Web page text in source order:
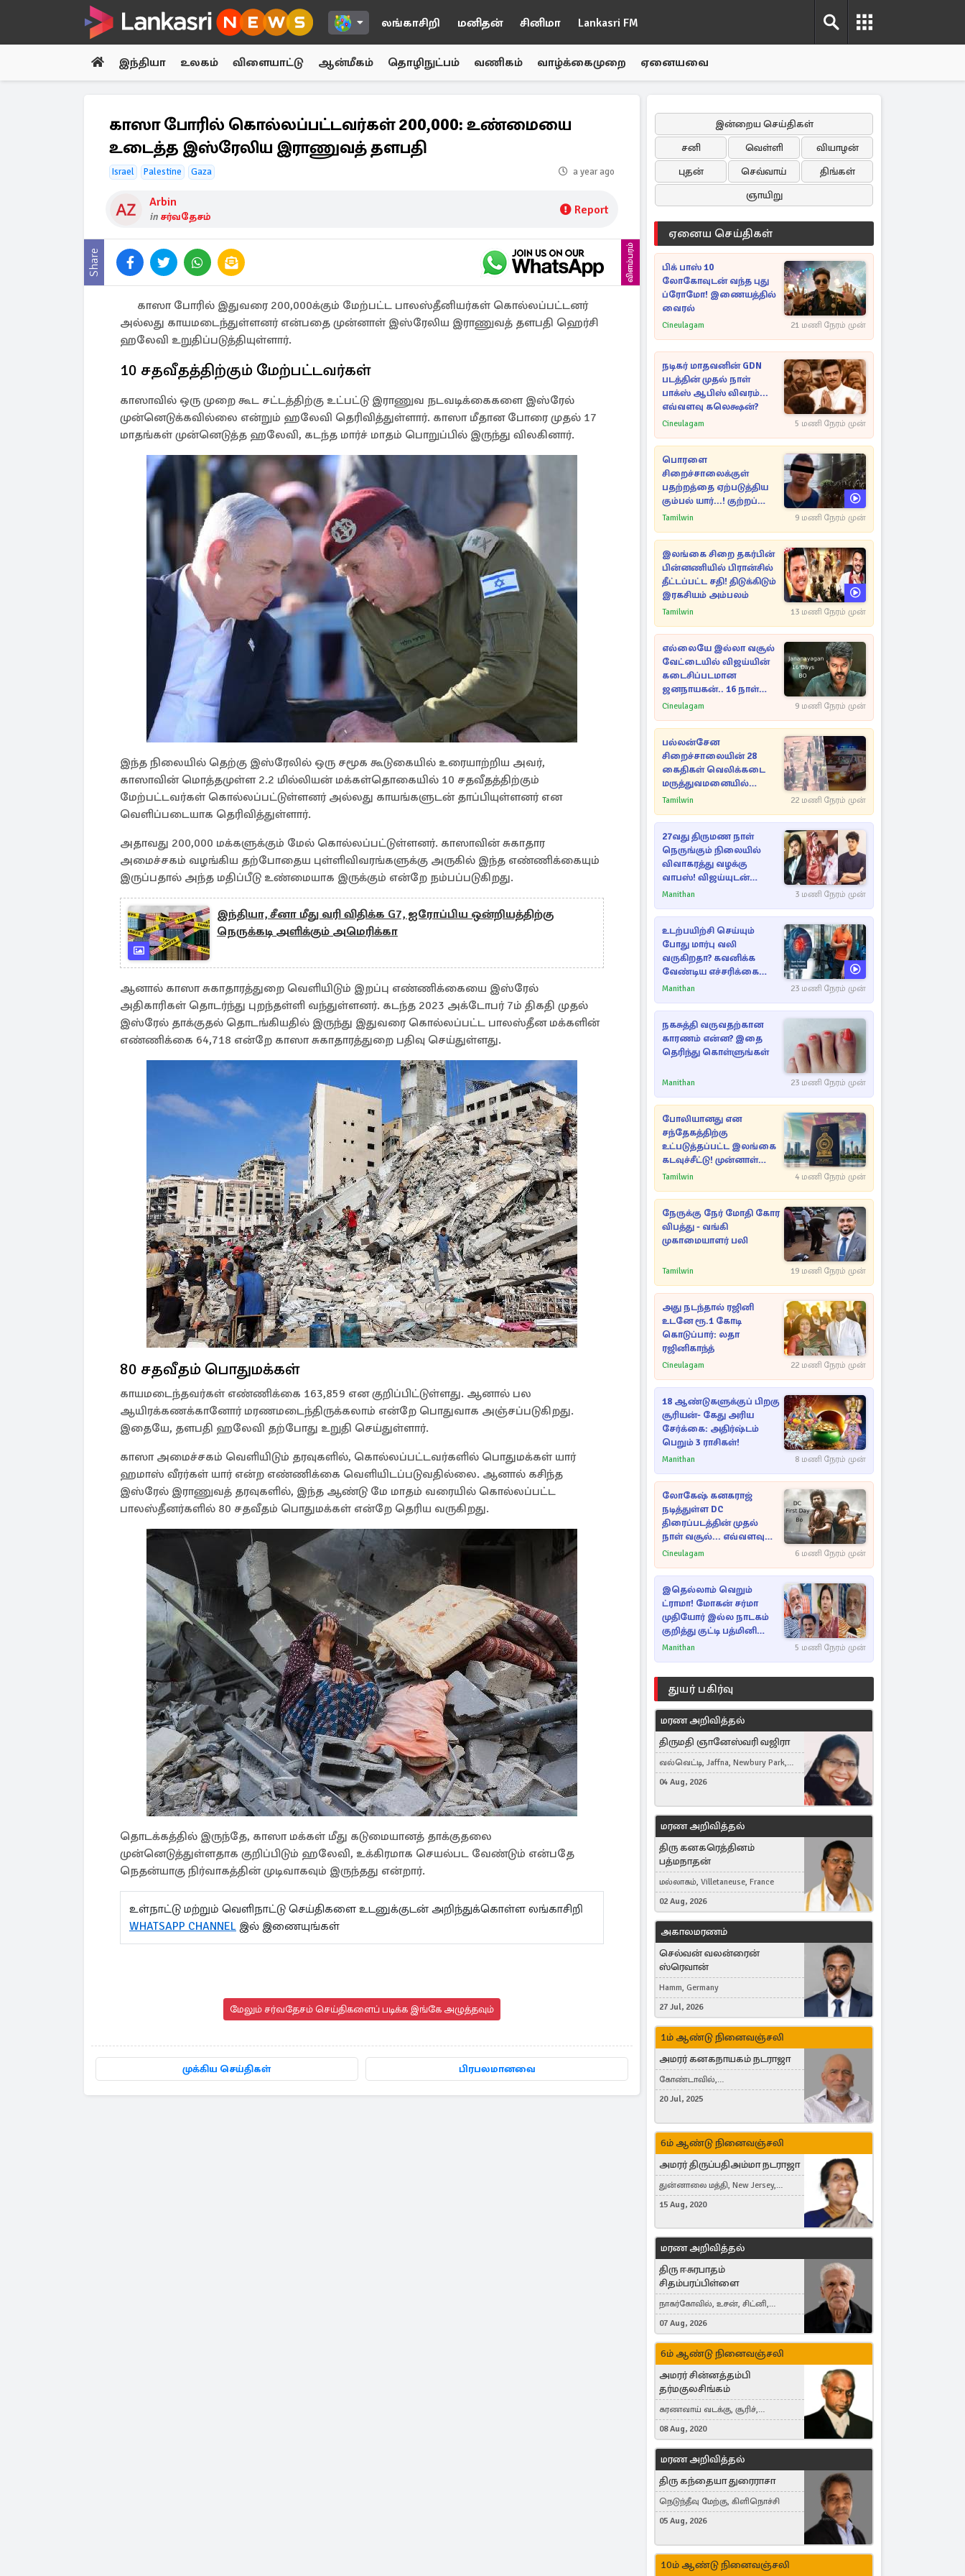
லங்காசிறி மனிதன் சினிமா Lankasri FM
இந்தியா உலகம் விளையாட்டு ஆன்மீகம் தொழிநுட்பம் வணிகம் வாழ்க்கைமுறை ஏனையவை
காஸா போரில் கொல்லப்பட்டவர்கள் 200,000: உண்மையை
உடைத்த இஸ்ரேலிய இராணுவத் தளபதி
Israel Palestine Gaza a year ago
Arbin
in சர்வதேசம் Report
Share விளம்பரம்
காஸா போரில் இதுவரை 200,000க்கும் மேற்பட்ட பாலஸ்தீனியர்கள் கொல்லப்பட்டனர்
அல்லது காயமடைந்துள்ளனர் என்பதை முன்னாள் இஸ்ரேலிய இராணுவத் தளபதி ஹெர்சி
ஹலேவி உறுதிப்படுத்தியுள்ளார்.
10 சதவீதத்திற்கும் மேற்பட்டவர்கள்
காஸாவில் ஒரு முறை கூட சட்டத்திற்கு உட்பட்டு இராணுவ நடவடிக்கைகளை இஸ்ரேல்
முன்னெடுக்கவில்லை என்றும் ஹலேவி தெரிவித்துள்ளார். காஸா மீதான போரை முதல் 17
மாதங்கள் முன்னெடுத்த ஹலேவி, கடந்த மார்ச் மாதம் பொறுப்பில் இருந்து விலகினார்.
இந்த நிலையில் தெற்கு இஸ்ரேலில் ஒரு சமூக கூடுகையில் உரையாற்றிய அவர்,
காஸாவின் மொத்தமுள்ள 2.2 மில்லியன் மக்கள்தொகையில் 10 சதவீதத்திற்கும்
மேற்பட்டவர்கள் கொல்லப்பட்டுள்ளனர் அல்லது காயங்களுடன் தாப்பியுள்ளனர் என
வெளிப்படையாக தெரிவித்துள்ளார்.
அதாவது 200,000 மக்களுக்கும் மேல் கொல்லப்பட்டுள்ளனர். காஸாவின் சுகாதார
அமைச்சகம் வழங்கிய தற்போதைய புள்ளிவிவரங்களுக்கு அருகில் இந்த எண்ணிக்கையும்
இருப்பதால் அந்த மதிப்பீடு உண்மையாக இருக்கும் என்றே நம்பப்படுகிறது.
இந்தியா, சீனா மீது வரி விதிக்க G7, ஐரோப்பிய ஒன்றியத்திற்கு
நெருக்கடி அளிக்கும் அமெரிக்கா
ஆனால் காஸா சுகாதாரத்துறை வெளியிடும் இறப்பு எண்ணிக்கையை இஸ்ரேல்
அதிகாரிகள் தொடர்ந்து புறந்தள்ளி வந்துள்ளனர். கடந்த 2023 அக்டோபர் 7ம் திகதி முதல்
இஸ்ரேல் தாக்குதல் தொடங்கியதில் இருந்து இதுவரை கொல்லப்பட்ட பாலஸ்தீன மக்களின்
எண்ணிக்கை 64,718 என்றே காஸா சுகாதாரத்துறை பதிவு செய்துள்ளது.
80 சதவீதம் பொதுமக்கள்
காயமடைந்தவர்கள் எண்ணிக்கை 163,859 என குறிப்பிட்டுள்ளது. ஆனால் பல
ஆயிரக்கணக்கானோர் மரணமடைந்திருக்கலாம் என்றே பொதுவாக அஞ்சப்படுகிறது.
இதையே, தளபதி ஹலேவி தற்போது உறுதி செய்துள்ளார்.
காஸா அமைச்சகம் வெளியிடும் தரவுகளில், கொல்லப்பட்டவர்களில் பொதுமக்கள் யார்
ஹமாஸ் வீரர்கள் யார் என்ற எண்ணிக்கை வெளியிடப்படுவதில்லை. ஆனால் கசிந்த
இஸ்ரேல் இராணுவத் தரவுகளில், இந்த ஆண்டு மே மாதம் வரையில் கொல்லப்பட்ட
பாலஸ்தீனர்களில் 80 சதவீதம் பொதுமக்கள் என்றே தெரிய வருகிறது.
தொடக்கத்தில் இருந்தே, காஸா மக்கள் மீது கடுமையானத் தாக்குதலை
முன்னெடுத்துள்ளதாக குறிப்பிடும் ஹலேவி, உக்கிரமாக செயல்பட வேண்டும் என்பதே
நெதன்யாகு நிர்வாகத்தின் முடிவாகவும் இருந்தது என்றார்.
உள்நாட்டு மற்றும் வெளிநாட்டு செய்திகளை உடனுக்குடன் அறிந்துக்கொள்ள லங்காசிறி
WHATSAPP CHANNEL இல் இணையுங்கள்
மேலும் சர்வதேசம் செய்திகளைப் படிக்க இங்கே அழுத்தவும்
முக்கிய செய்திகள் பிரபலமானவை
இன்றைய செய்திகள்
சனி
வெள்ளி
வியாழன்
புதன்
செவ்வாய்
திங்கள்
ஞாயிறு
ஏனைய செய்திகள்
பிக் பாஸ் 10
லோகோவுடன் வந்த புது
ப்ரோமோ! இணையத்தில்
வைரல்
Cineulagam 21 மணி நேரம் முன்
நடிகர் மாதவனின் GDN
படத்தின் முதல் நாள்
பாக்ஸ் ஆபிஸ் விவரம்...
எவ்வளவு கலெக்ஷன்?
Cineulagam 5 மணி நேரம் முன்
பொரளை
சிறைச்சாலைக்குள்
பதற்றத்தை ஏற்படுத்திய
கும்பல் யார்...! குற்றப்
பின்னணி தொடர்பில்
Tamilwin 9 மணி நேரம் முன்
இலங்கை சிறை தகர்பின்
பின்னணியில் பிரான்சில்
தீட்டப்பட்ட சதி! திடுக்கிடும்
இரகசியம் அம்பலம்
Tamilwin 13 மணி நேரம் முன்
எல்லையே இல்லா வசூல்
வேட்டையில் விஜய்யின்
கடைசிப்படமான
ஜனநாயகன்.. 16 நாள்
பாக்ஸ் ஆபிஸ்
Cineulagam 9 மணி நேரம் முன்
பல்லன்சேன
சிறைச்சாலையின் 28
கைதிகள் வெலிக்கடை
மருத்துவமனையில்
அனுமதி
Tamilwin 22 மணி நேரம் முன்
27வது திருமண நாள்
நெருங்கும் நிலையில்
விவாகரத்து வழக்கு
வாபஸ்! விஜய்யுடன்
மீண்டும் இணைவாரா?
Manithan 3 மணி நேரம் முன்
உடற்பயிற்சி செய்யும்
போது மார்பு வலி
வருகிறதா? கவனிக்க
வேண்டிய எச்சரிக்கை
அறிகுறிகள்
Manithan 23 மணி நேரம் முன்
நகசுத்தி வருவதற்கான
காரணம் என்ன? இதை
தெரிந்து கொள்ளுங்கள்
Manithan 23 மணி நேரம் முன்
போலியானது என
சந்தேகத்திற்கு
உட்படுத்தப்பட்ட இலங்கை
கடவுச்சீட்டு! முன்னாள்
எம்.பிக்கு
சிக்கல்
Tamilwin 4 மணி நேரம் முன்
நேருக்கு நேர் மோதி கோர
விபத்து - வங்கி
முகாமையாளர் பலி
Tamilwin 19 மணி நேரம் முன்
அது நடந்தால் ரஜினி
உடனே ரூ.1 கோடி
கொடுப்பார்: லதா
ரஜினிகாந்த்
Cineulagam 22 மணி நேரம் முன்
18 ஆண்டுகளுக்குப் பிறகு
சூரியன்- கேது அரிய
சேர்க்கை: அதிர்ஷ்டம்
பெறும் 3 ராசிகள்!
Manithan 8 மணி நேரம் முன்
லோகேஷ் கனகராஜ்
நடித்துள்ள DC
திரைப்படத்தின் முதல்
நாள் வசூல்... எவ்வளவு
தெரியுமா?
Cineulagam 6 மணி நேரம் முன்
இதெல்லாம் வெறும்
ட்ராமா! மோகன் சர்மா
முதியோர் இல்ல நாடகம்
குறித்து குட்டி பத்மினி
பரபரப்பு பேட்டி
Manithan 5 மணி நேரம் முன்
துயர் பகிர்வு
மரண அறிவித்தல்
திருமதி ஞானேஸ்வரி வஜிரா
வல்வெட்டி, Jaffna, Newbury Park,
United Kingdom
04 Aug, 2026
மரண அறிவித்தல்
திரு கனகரெத்தினம்
பத்மநாதன்
மல்லாகம், Villetaneuse, France
02 Aug, 2026
அகாலமரணம்
செல்வன் வலன்ரைன்
ஸ்ரெவான்
Hamm, Germany
27 Jul, 2026
1ம் ஆண்டு நினைவஞ்சலி
அமரர் கனகநாயகம் நடராஜா
கோண்டாவில்,
புன்னாலைக்கட்டுவன், சவுதி
Germany, Brampton, Canada
20 Jul, 2025
6ம் ஆண்டு நினைவஞ்சலி
அமரர் திருப்பதிஅம்மா நடராஜா
துன்னாலை மத்தி, New Jersey,
United States, Toronto, Canada
15 Aug, 2020
மரண அறிவித்தல்
திரு ஈசுரபாதம்
சிதம்பரப்பிள்ளை
நாகர்கோவில், உசன், சிட்னி,
Australia
07 Aug, 2026
6ம் ஆண்டு நினைவஞ்சலி
அமரர் சின்னத்தம்பி
தர்மகுலசிங்கம்
கரணவாய் வடக்கு, சூரிச்,
Switzerland
08 Aug, 2020
மரண அறிவித்தல்
திரு கந்தையா துரைராசா
நெடுந்தீவு மேற்கு, கிளிநொச்சி
05 Aug, 2026
10ம் ஆண்டு நினைவஞ்சலி